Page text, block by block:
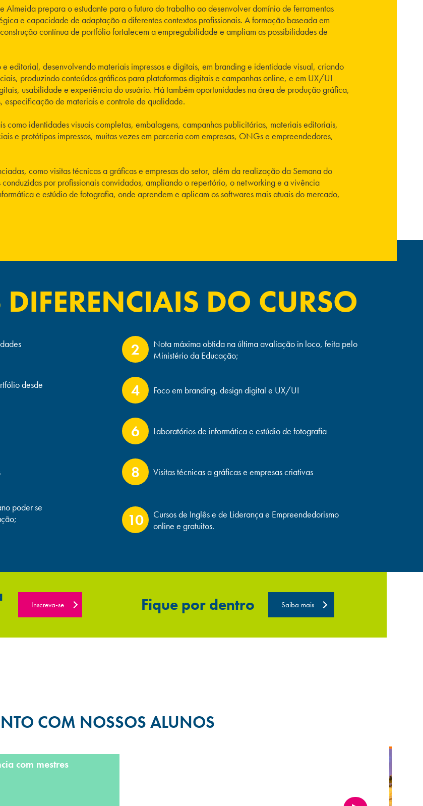
prepara o estudante para o futuro do trabalho ao desenvolver domínio de ferramentas
e capacidade de adaptação a diferentes contextos profissionais. A formação baseada em
contínua de portfólio fortalecem a empregabilidade e ampliam as possibilidades de
editorial, desenvolvendo materiais impressos e digitais, em branding e identidade visual, criando
produzindo conteúdos gráficos para plataformas digitais e campanhas online, e em UX/UI
usabilidade e experiência do usuário. Há também oportunidades na área de produção gráfica,
especificação de materiais e controle de qualidade.
como identidades visuais completas, embalagens, campanhas publicitárias, materiais editoriais,
e protótipos impressos, muitas vezes em parceria com empresas, ONGs e empreendedores,
como visitas técnicas a gráficas e empresas do setor, além da realização da Semana do
conduzidas por profissionais convidados, ampliando o repertório, o networking e a vivência
e estúdio de fotografia, onde aprendem e aplicam os softwares mais atuais do mercado,
DO CURSO
2
Nota máxima obtida na última avaliação in loco, feita pelo
Ministério da Educação;
desde
4 Foco em branding, design digital e UX/UI
6 Laboratórios de informática e estúdio de fotografia
8 Visitas técnicas a gráficas e empresas criativas
poder se
10
Cursos de Inglês e de Liderança e Empreendedorismo
online e gratuitos.
Inscreva-se Fique por dentro Saiba mais
COM NOSSOS ALUNOS
com mestres